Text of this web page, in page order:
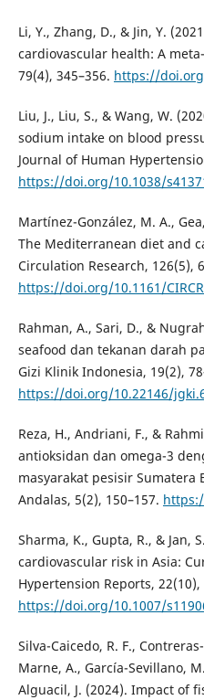
Li, Y., Zhang, D., & Jin, Y.
cardiovascular health: A
79(4), 345–356. https://
Liu, J., Liu, S., & Wang, W.
sodium intake on blood
Journal of Human
https://doi.org/10.1038/
Martínez-González, M. A.,
The Mediterranean diet and
Circulation Research, 126(5),
https://doi.org/10.1161/
Rahman, A., Sari, D., &
seafood dan tekanan darah
Gizi Klinik Indonesia, 19(2),
https://doi.org/10.22146/
Reza, H., Andriani, F., &
antioksidan dan omega-3
masyarakat pesisir Sumatera
Andalas, 5(2), 150–157.
Sharma, K., Gupta, R., & Jan,
cardiovascular risk in Asia:
Hypertension Reports, 22(10),
https://doi.org/10.1007/
Silva-Caicedo, R. F.,
Marne, A., García-Sevillano,
Alguacil, J. (2024). Impact of